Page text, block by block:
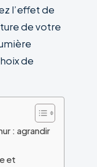
l’effet de
de votre
de
: agrandir
et